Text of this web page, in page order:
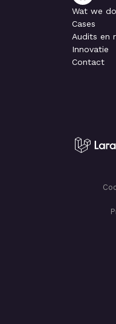
Wat we
Cases
Audits en
Innovatie
Contact